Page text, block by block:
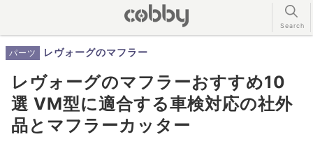
パーツ レヴォーグのマフラー
レヴォーグのマフラーおすすめ10
選 VM型に適合する車検対応の社外
品とマフラーカッター